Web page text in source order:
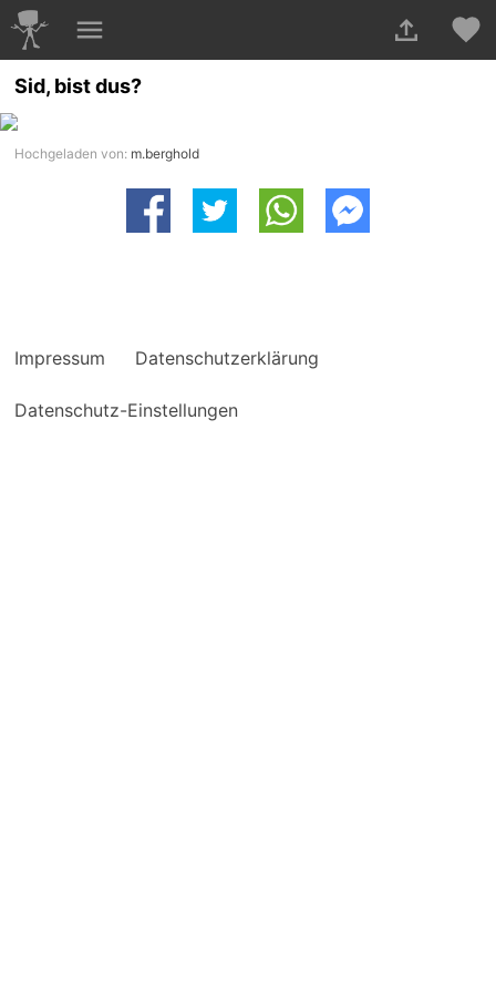
Sid, bist dus?
Hochgeladen von: m.berghold
Impressum Datenschutzerklärung
Datenschutz-Einstellungen